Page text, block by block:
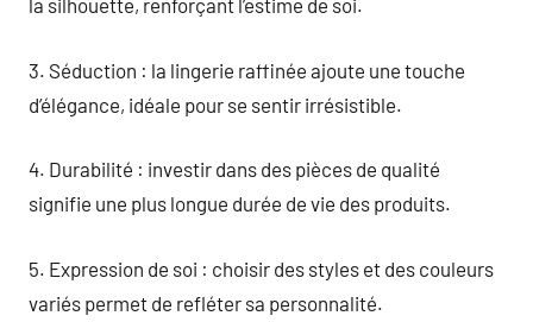
la silhouette, renforçant l’estime de soi.
3. Séduction : la lingerie raffinée ajoute une touche
d’élégance, idéale pour se sentir irrésistible.
4. Durabilité : investir dans des pièces de qualité
signifie une plus longue durée de vie des produits.
5. Expression de soi : choisir des styles et des couleurs
variés permet de refléter sa personnalité.